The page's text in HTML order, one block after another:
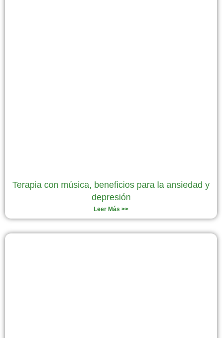
Terapia con música, beneficios para la ansiedad y
depresión
Leer Más >>